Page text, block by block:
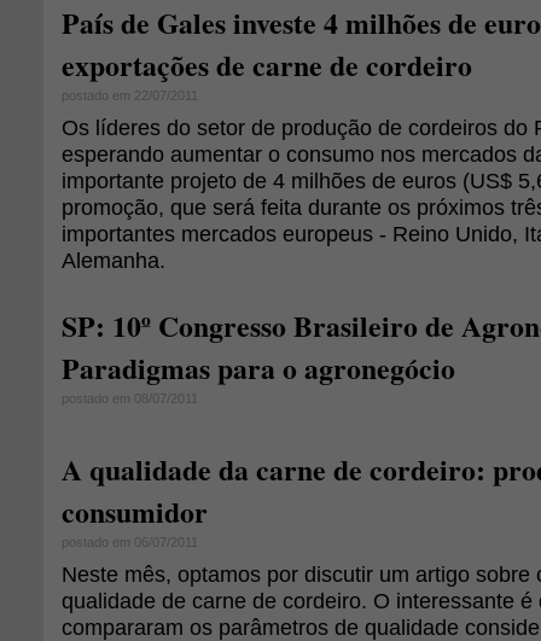
País de Gales investe 4 milhões de
exportações de carne de cordeiro
postado em 22/07/2011
Os líderes do setor de produção de cordeiros do
esperando aumentar o consumo nos mercados
importante projeto de 4 milhões de euros (US$
promoção, que será feita durante os próximos
importantes mercados europeus - Reino Unido,
Alemanha.
SP: 10º Congresso Brasileiro de
Paradigmas para o agronegócio
postado em 08/07/2011
A qualidade da carne de cordeiro:
consumidor
postado em 06/07/2011
Neste mês, optamos por discutir um artigo sobre
qualidade de carne de cordeiro. O interessante é
compararam os parâmetros de qualidade